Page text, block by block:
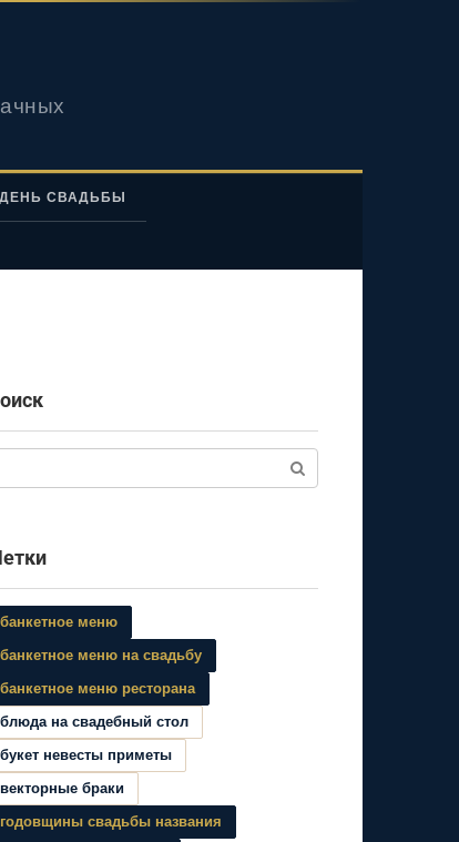
ДЕНЬ СВАДЬБЫ
банкетное меню
банкетное меню на свадьбу
банкетное меню ресторана
блюда на свадебный стол
букет невесты приметы
векторные браки
годовщины свадьбы названия